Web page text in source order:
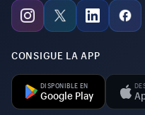
CONSIGUE LA APP
DISPONIBLE EN
Google Play